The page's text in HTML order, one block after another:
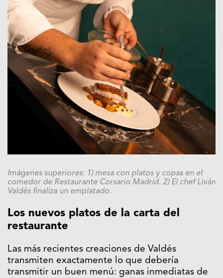
Imágenes superiores: 1) mesa con platos y copas en el
comedor de Restaurante Corsario Madrid. 2) El chef Liván
Valdés finaliza un emplatado.
Los nuevos platos de la carta del
restaurante
Las más recientes creaciones de Valdés
transmiten exactamente lo que debería
transmitir un buen menú: ganas inmediatas de